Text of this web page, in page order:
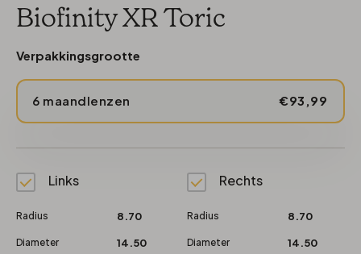
Biofinity XR Toric
Verpakkingsgrootte
6 maandlenzen €93,99
Links
Radius 8.70
Diameter 14.50
Rechts
Radius 8.70
Diameter 14.50